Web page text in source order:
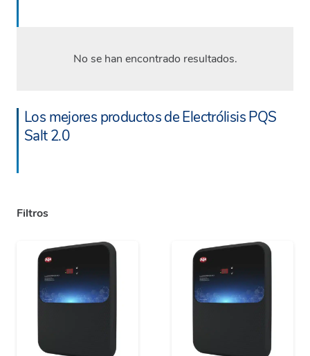
No se han encontrado resultados.
Los mejores productos de Electrólisis PQS
Salt 2.0
Filtros